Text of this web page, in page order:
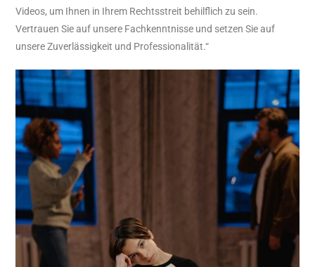
Videos, um Ihnen in Ihrem Rechtsstreit behilflich zu sein.
Vertrauen Sie auf unsere Fachkenntnisse und setzen Sie auf
unsere Zuverlässigkeit und Professionalität.“